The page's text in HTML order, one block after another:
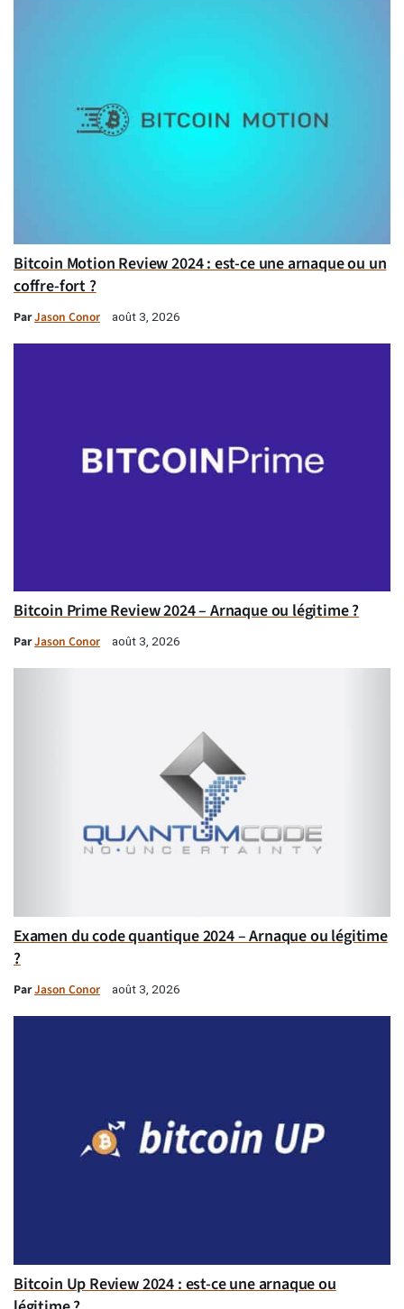
Bitcoin Motion Review 2024 : est-ce une arnaque ou un
coffre-fort ?
ParJason Conor août 3, 2026
Bitcoin Prime Review 2024 – Arnaque ou légitime ?
ParJason Conor août 3, 2026
Examen du code quantique 2024 – Arnaque ou légitime
?
ParJason Conor août 3, 2026
Bitcoin Up Review 2024 : est-ce une arnaque ou